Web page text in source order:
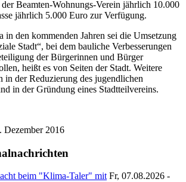
Beamten-Wohnungs-Verein jährlich 10.000
jährlich 5.000 Euro zur Verfügung.
in den kommenden Jahren sei die Umsetzung
Stadt“, bei dem bauliche Verbesserungen
der Bürgerinnen und Bürger
heißt es von Seiten der Stadt. Weitere
in der Reduzierung des jugendlichen
in der Gründung eines Stadtteilvereins.
Dezember 2016
beim "Klima-Taler" mit Fr, 07.08.2026 -